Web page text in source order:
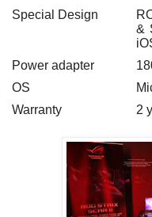
Special Design
&
Power adapter
OS
Warranty
2